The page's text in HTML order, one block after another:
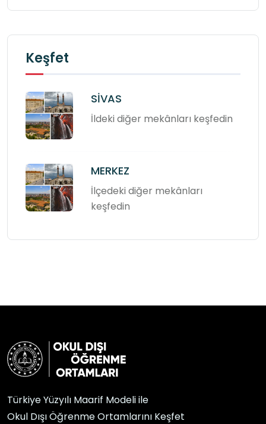
Keşfet
SİVAS
İldeki diğer mekânları keşfedin
MERKEZ
İlçedeki diğer mekânları
keşfedin
Türkiye Yüzyılı Maarif Modeli ile
Okul Dışı Öğrenme Ortamlarını Keşfet